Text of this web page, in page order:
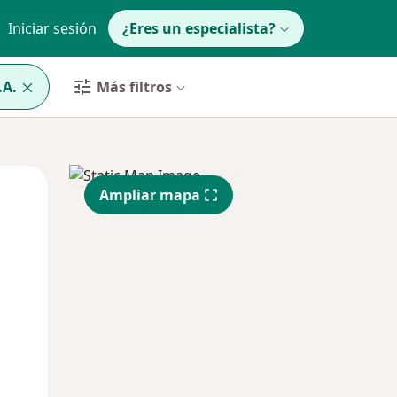
Iniciar sesión ¿Eres un especialista?
Más filtros
Vie
14 Ago
Sáb
15 Ago
Ampliar mapa